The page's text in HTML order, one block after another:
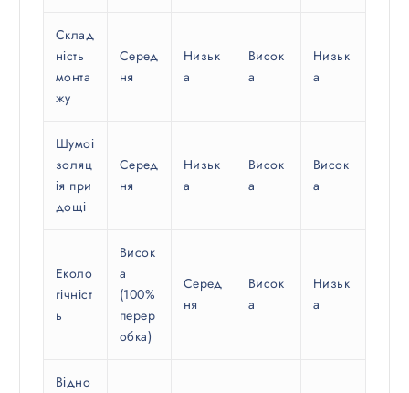
Склад
ність
монта
жу
Серед
ня
Низьк
а
Висок
а
Низьк
а
Шумоі
золяц
ія при
дощі
Серед
ня
Низьк
а
Висок
а
Висок
а
Еколо
гічніст
ь
Висок
а
(100%
перер
обка)
Серед
ня
Висок
а
Низьк
а
Відно